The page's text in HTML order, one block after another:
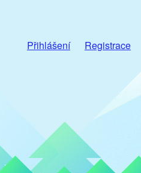
Přihlášení Registrace